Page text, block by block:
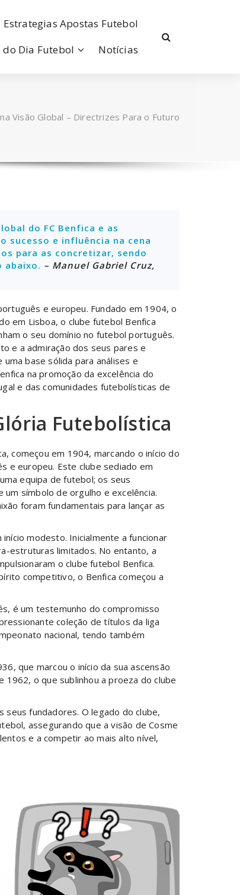
Estrategias Apostas Futebol
do Dia Futebol Notícias
Visão Global – Directrizes Para o Futuro
do FC Benfica e as
sucesso e influência na cena
para as concretizar, sendo
abaixo. – Manuel Gabriel Cruz,
e europeu. Fundado em 1904, o
em Lisboa, o clube futebol Benfica
o seu domínio no futebol português.
e a admiração dos seus pares e
base sólida para análises e
na promoção da excelência do
e das comunidades futebolísticas de
Futebolística
começou em 1904, marcando o início do
e europeu. Este clube sediado em
equipa de futebol; os seus
símbolo de orgulho e excelência.
foram fundamentais para lançar as
modesto. Inicialmente a funcionar
estruturas limitados. No entanto, a
o clube futebol Benfica.
competitivo, o Benfica começou a
é um testemunho do compromisso
coleção de títulos da liga
nacional, tendo também
que marcou o início da sua ascensão
o que sublinhou a proeza do clube
seus fundadores. O legado do clube,
assegurando que a visão de Cosme
e a competir ao mais alto nível,